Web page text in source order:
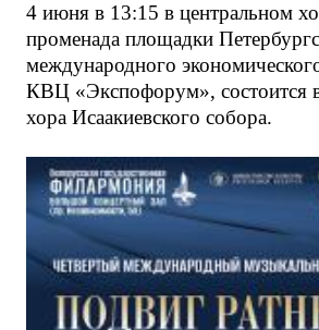
4 июня в 13:15 в центральном
променада площадки
международного
КВЦ «Экспофорум», состоится
хора Исаакиевского собора.